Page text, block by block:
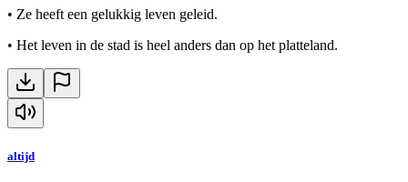
• Ze heeft een gelukkig leven geleid.
• Het leven in de stad is heel anders dan op het platteland.
altijd